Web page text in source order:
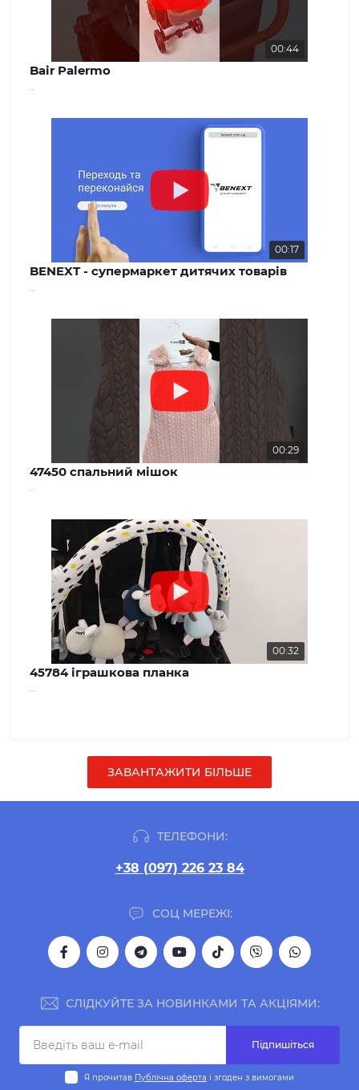
00:44
Bair Palermo
00:17
BENEXT - супермаркет дитячих товарів
00:29
47450 спальний мішок
00:32
45784 іграшкова планка
ЗАВАНТАЖИТИ БІЛЬШЕ
ТЕЛЕФОНИ:
+38 (097) 226 23 84
СОЦ МЕРЕЖІ:
СЛІДКУЙТЕ ЗА НОВИНКАМИ ТА АКЦІЯМИ:
Підпишіться
Я прочитав Публічна оферта і згоден з вимогами